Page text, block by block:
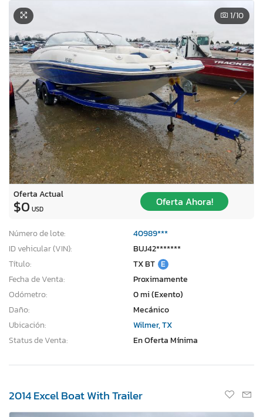
1/10
Oferta Actual
$0 USD
Oferta Ahora!
Número de lote:
40989***
ID vehicular (VIN):
BUJ42*******
Título:
TX BT E
Fecha de Venta:
Proximamente
Odómetro:
0 mi (Exento)
Daño:
Mecánico
Ubicación:
Wilmer, TX
Status de Venta:
En Oferta Mínima
2014 Excel Boat With Trailer